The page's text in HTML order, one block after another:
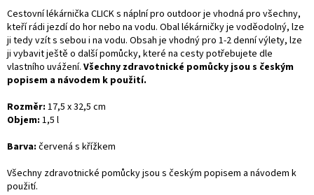
Cestovní lékárnička CLICK s náplní pro outdoor je vhodná pro všechny,
kteří rádi jezdí do hor nebo na vodu. Obal lékárničky je voděodolný, lze
ji tedy vzít s sebou i na vodu. Obsah je vhodný pro 1-2 denní výlety, lze
ji vybavit ještě o další pomůcky, které na cesty potřebujete dle
vlastního uvážení. Všechny zdravotnické pomůcky jsou s českým
popisem a návodem k použití.
Rozměr: 17,5 x 32,5 cm
Objem: 1,5 l
Barva: červená s křížkem
Všechny zdravotnické pomůcky jsou s českým popisem a návodem k
použití.